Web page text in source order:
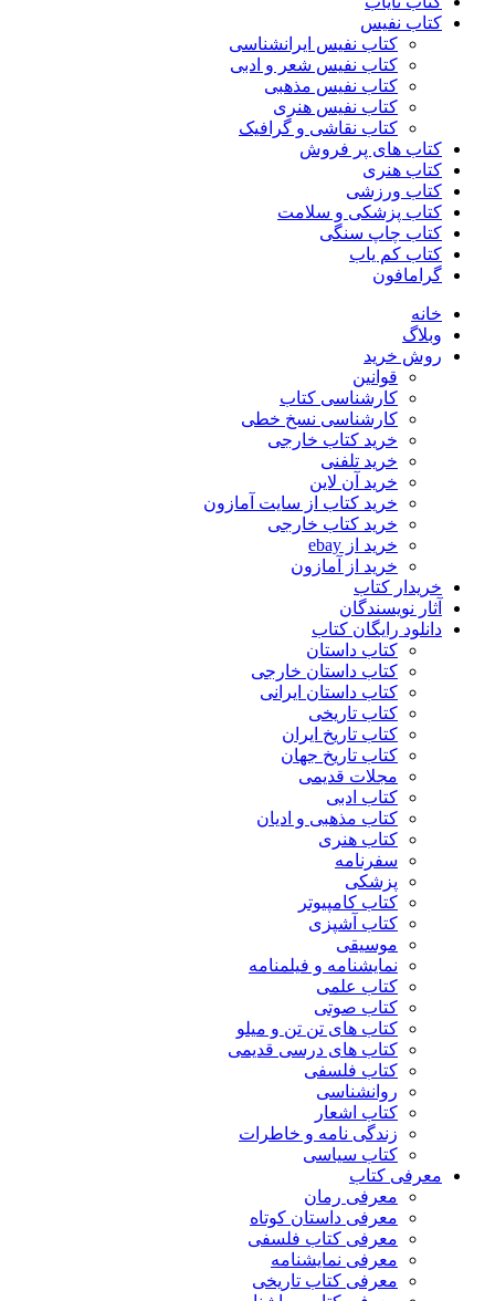
کتاب نفیس
کتاب نفیس ایرانشناسی
کتاب نفیس شعر و ادبی
کتاب نفیس مذهبی
کتاب نفیس هنری
کتاب نقاشی و گرافیک
کتاب های پر فروش
کتاب هنری
کتاب ورزشی
کتاب پزشکی و سلامت
کتاب چاپ سنگی
کتاب کم یاب
گرامافون
خانه
وبلاگ
روش خرید
قوانین
کارشناسی کتاب
کارشناسی نسخ خطی
خرید کتاب خارجی
خرید تلفنی
خرید آن لاین
خرید کتاب از سایت آمازون
خرید کتاب خارجی
خرید از ebay
خرید از آمازون
خریدار کتاب
آثار نویسندگان
دانلود رایگان کتاب
کتاب داستان
کتاب داستان خارجی
کتاب داستان ایرانی
کتاب تاریخی
کتاب تاریخ ایران
کتاب تاریخ جهان
مجلات قدیمی
کتاب ادبی
کتاب مذهبی و ادیان
کتاب هنری
سفرنامه
پزشکی
کتاب کامپیوتر
کتاب آشپزی
موسیقی
نمایشنامه و فیلمنامه
کتاب علمی
کتاب صوتی
کتاب های تن تن و میلو
کتاب های درسی قدیمی
کتاب فلسفی
روانشناسی
کتاب اشعار
زندگی نامه و خاطرات
کتاب سیاسی
معرفی کتاب
معرفی رمان
معرفی داستان کوتاه
معرفی کتاب فلسفی
معرفی نمایشنامه
معرفی کتاب تاریخی